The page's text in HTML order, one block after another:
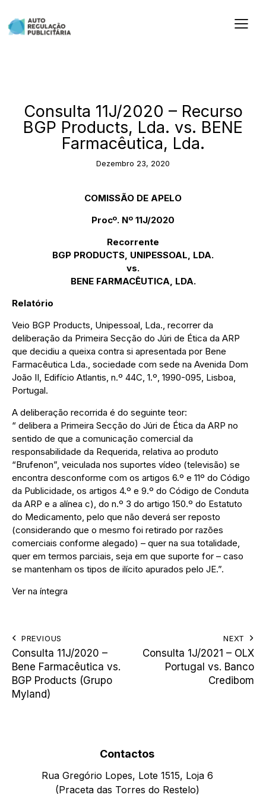
Consulta 11J/2020 – Recurso
BGP Products, Lda. vs. BENE
Farmacêutica, Lda.
Dezembro 23, 2020
COMISSÃO DE APELO
Procº. Nº 11J/2020
Recorrente
BGP PRODUCTS, UNIPESSOAL, LDA.
vs.
BENE FARMACÊUTICA, LDA.
Relatório
Veio BGP Products, Unipessoal, Lda., recorrer da
deliberação da Primeira Secção do Júri de Ética da ARP
que decidiu a queixa contra si apresentada por Bene
Farmacêutica Lda., sociedade com sede na Avenida Dom
João II, Edifício Atlantis, n.º 44C, 1.º, 1990-095, Lisboa,
Portugal.
A deliberação recorrida é do seguinte teor:
“ delibera a Primeira Secção do Júri de Ética da ARP no
sentido de que a comunicação comercial da
responsabilidade da Requerida, relativa ao produto
“Brufenon”, veiculada nos suportes vídeo (televisão) se
encontra desconforme com os artigos 6.º e 11º do Código
da Publicidade, os artigos 4.º e 9.º do Código de Conduta
da ARP e a alínea c), do n.º 3 do artigo 150.º do Estatuto
do Medicamento, pelo que não deverá ser reposto
(considerando que o mesmo foi retirado por razões
comerciais conforme alegado) – quer na sua totalidade,
quer em termos parciais, seja em que suporte for – caso
se mantenham os tipos de ilícito apurados pelo JE.”.
Ver na íntegra
PREVIOUS
Consulta 11J/2020 –
Bene Farmacêutica vs.
BGP Products (Grupo
Myland)
NEXT
Consulta 1J/2021 – OLX
Portugal vs. Banco
Credibom
Contactos
Rua Gregório Lopes, Lote 1515, Loja 6
(Praceta das Torres do Restelo)